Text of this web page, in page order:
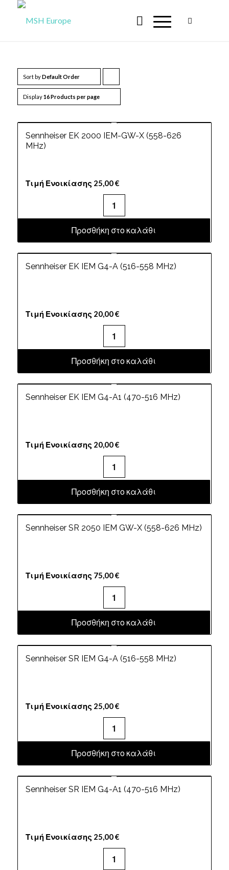
Sort byDefault Order
products
ascending
Display16 Products per page
Sennheiser EK 2000 IEM-GW-X (558-626
MHz)
Τιμή Ενοικίασης 25,00€
Προσθήκη στο καλάθι
Sennheiser EK IEM G4-A (516-558 MHz)
Τιμή Ενοικίασης 20,00€
Προσθήκη στο καλάθι
Sennheiser EK IEM G4-A1 (470-516 MHz)
Τιμή Ενοικίασης 20,00€
Προσθήκη στο καλάθι
Sennheiser SR 2050 IEM GW-X (558-626 MHz)
Τιμή Ενοικίασης 75,00€
Προσθήκη στο καλάθι
Sennheiser SR IEM G4-A (516-558 MHz)
Τιμή Ενοικίασης 25,00€
Προσθήκη στο καλάθι
Sennheiser SR IEM G4-A1 (470-516 MHz)
Τιμή Ενοικίασης 25,00€